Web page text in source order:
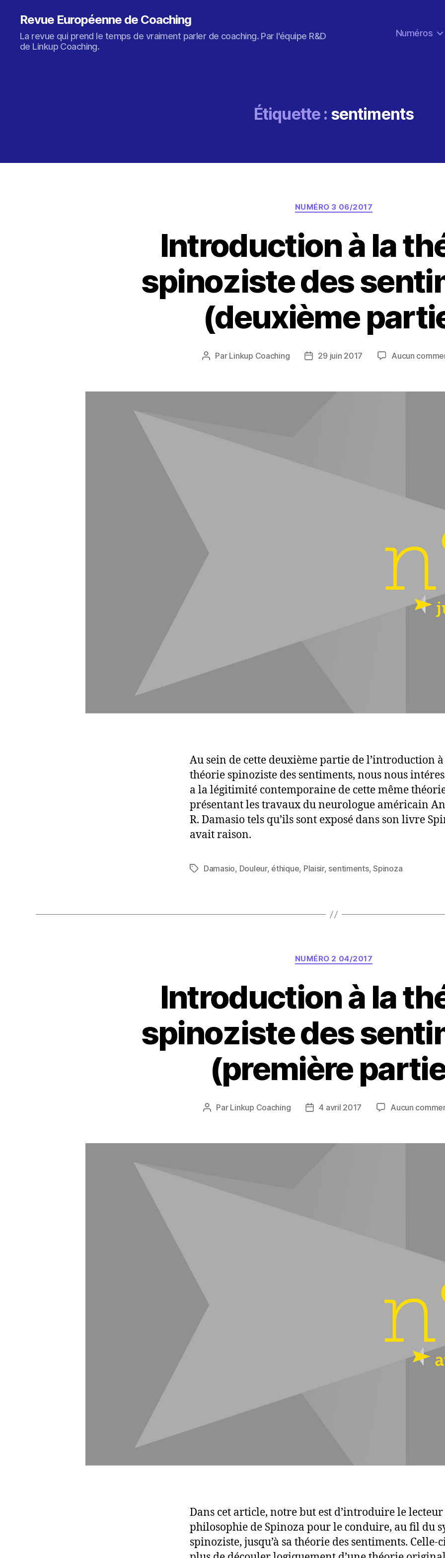
Revue Européenne de Coaching
La revue qui prend le temps de vraiment parler de coaching. Par l'équipe R&D
de Linkup Coaching.
Numéros
Étiquette : sentiments
Catégories
NUMÉRO 3 06/2017
Introduction à la
spinoziste des
(deuxième
Auteur
Par Linkup Coaching
Date29 juin 2017 Aucun
Au sein de cette deuxième partie de l’introduction
théorie spinoziste des sentiments, nous nous
a la légitimité contemporaine de cette même
présentant les travaux du neurologue américain
R. Damasio tels qu’ils sont exposé dans son livre
avait raison.
Étiquettes
Damasio, Douleur, éthique, Plaisir, sentiments,Spinoza
Catégories
NUMÉRO 2 04/2017
Introduction à la
spinoziste des
(première
Auteur
Par Linkup Coaching
Date4 avril 2017 Aucun
Dans cet article, notre but est d’introduire le lecteur
philosophie de Spinoza pour le conduire, au fil du
spinoziste, jusqu’à sa théorie des sentiments. Celle-